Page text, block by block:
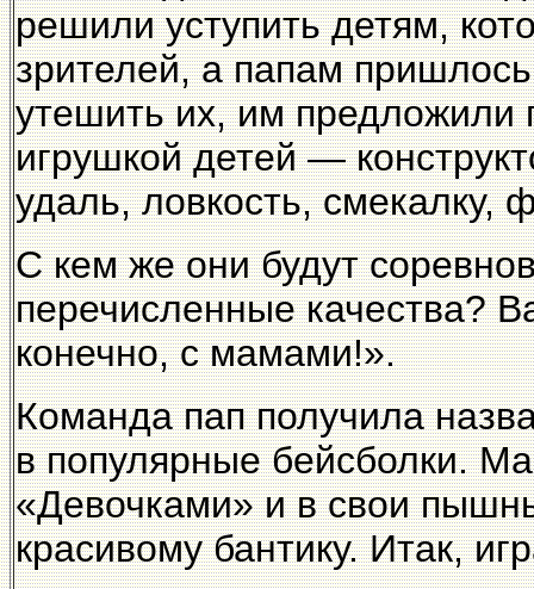
решили уступить детям,
зрителей, а папам
утешить их, им предложили
игрушкой детей —
удаль, ловкость, смекалку,
С кем же они будут
перечисленные качества?
конечно, с мамами!».
Команда пап получила
в популярные бейсболки.
«Девочками» и в свои
красивому бантику. Итак,